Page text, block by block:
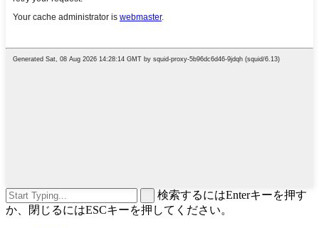
検索するにはEnterキーを押す
か、閉じるにはESCキーを押してください。